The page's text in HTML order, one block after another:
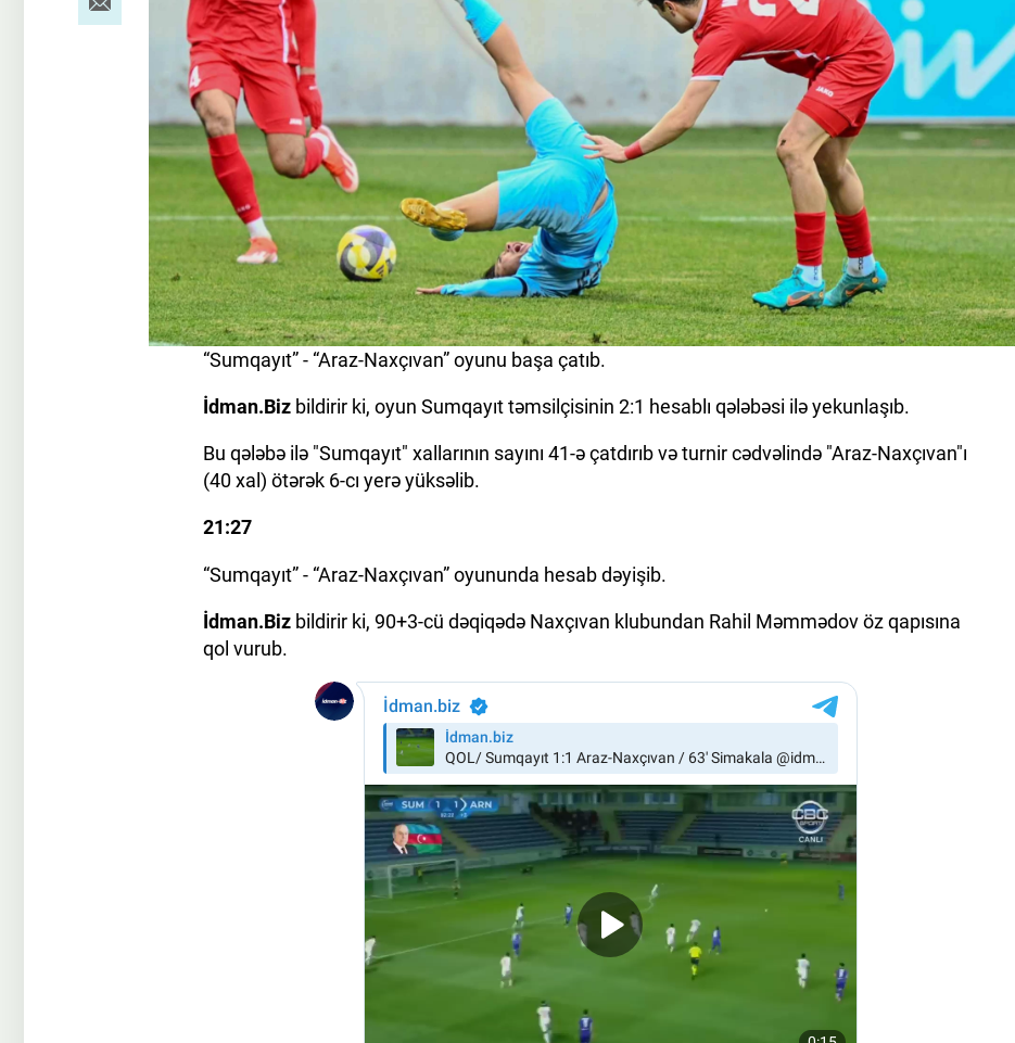
“Sumqayıt” - “Araz-Naxçıvan” oyunu başa çatıb.
İdman.Biz bildirir ki, oyun Sumqayıt təmsilçisinin 2:1 hesablı qələbəsi ilə yekunlaşıb.
Bu qələbə ilə "Sumqayıt" xallarının sayını 41-ə çatdırıb və turnir cədvəlində "Araz-Naxçıvan"ı
(40 xal) ötərək 6-cı yerə yüksəlib.
21:27
“Sumqayıt” - “Araz-Naxçıvan” oyununda hesab dəyişib.
İdman.Biz bildirir ki, 90+3-cü dəqiqədə Naxçıvan klubundan Rahil Məmmədov öz qapısına
qol vurub.